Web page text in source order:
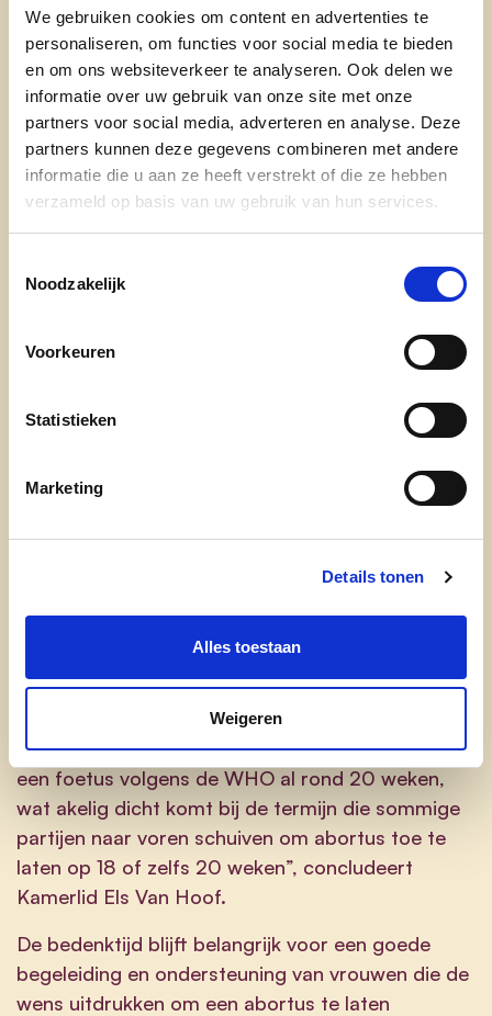
We gebruiken cookies om content en advertenties te
personaliseren, om functies voor social media te bieden
en om ons websiteverkeer te analyseren. Ook delen we
informatie over uw gebruik van onze site met onze
partners voor social media, adverteren en analyse. Deze
partners kunnen deze gegevens combineren met andere
informatie die u aan ze heeft verstrekt of die ze hebben
verzameld op basis van uw gebruik van hun services.
Noodzakelijk
Voorkeuren
Statistieken
Marketing
Details tonen
Alles toestaan
Weigeren
opvangen in België. We denken aan minderjarigen,
werklozen, alleenstaanden, vrouwen met een laag
opleidingsniveau.
Bovendien wordt deze termijn ook in het
wetenschappelijk rapport naar voor geschoven
als een mogelijke piste in de abortuswetgeving.
Extreme omstandigheden vragen echter om een
boven de 14 weken in het geval van verkrachting
“In Duitsland kan abortus vandaag tot 12 weken,
Europese landen hebben vergelijkbare termijnen.
objectieve argumenten om de termijn vast te
leggen op 14 weken. Abortus is en blijft meer dan
een medische ingreep waarbij we met de
grootste voorzichtigheid mee moeten
foetus voelbaar voor de vrouw en met de
wetenschappelijke evolutie wordt
levensvatbaarheid steeds sneller en sneller
bereikt. Vandaag ligt de levensvatbaarheid van
een foetus volgens de WHO al rond 20 weken,
wat akelig dicht komt bij de termijn die sommige
partijen naar voren schuiven om abortus toe te
laten op 18 of zelfs 20 weken”, concludeert
Kamerlid Els Van Hoof.
De bedenktijd blijft belangrijk voor een goede
begeleiding en ondersteuning van vrouwen die de
wens uitdrukken om een abortus te laten